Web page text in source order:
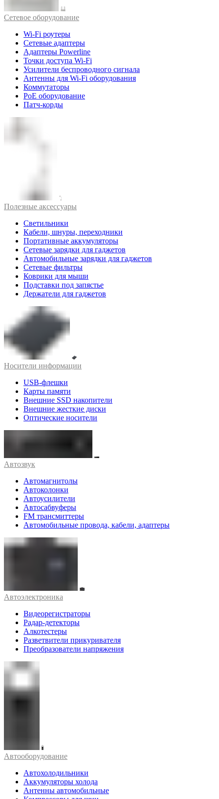
Cетевое оборудование
Wi-Fi роутеры
Сетевые адаптеры
Адаптеры Powerline
Точки доступа Wi-Fi
Усилители беспроводного сигнала
Антенны для Wi-Fi оборудования
Коммутаторы
PoE оборудование
Патч-корды
Полезные аксессуары
Светильники
Кабели, шнуры, переходники
Портативные аккумуляторы
Сетевые зарядки для гаджетов
Автомобильные зарядки для гаджетов
Сетевые фильтры
Коврики для мыши
Подставки под запястье
Держатели для гаджетов
Носители информации
USB-флешки
Карты памяти
Внешние SSD накопители
Внешние жесткие диски
Оптические носители
Автозвук
Автомагнитолы
Автоколонки
Автоусилители
Автосабвуферы
FM трансмиттеры
Автомобильные провода, кабели, адаптеры
Автоэлектроника
Видеорегистраторы
Радар-детекторы
Алкотестеры
Разветвители прикуривателя
Преобразователи напряжения
Автооборудование
Автохолодильники
Аккумуляторы холода
Антенны автомобильные